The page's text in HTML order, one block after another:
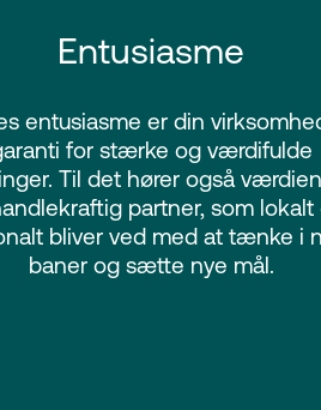
Entusiasme
entusiasme er din
for stærke og værdifulde
Til det hører også
partner, som lokalt
bliver ved med at tænke i
baner og sætte nye mål.